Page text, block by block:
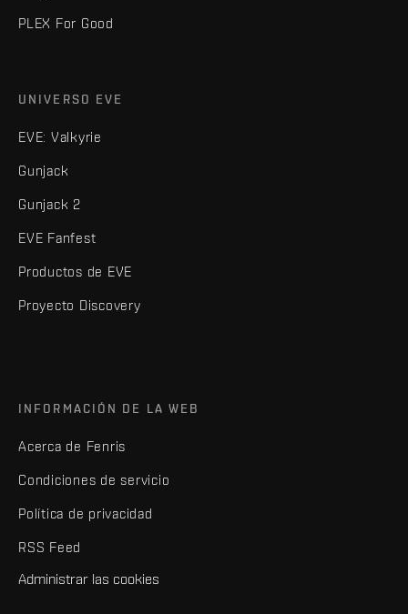
PLEX For Good
UNIVERSO EVE
EVE: Valkyrie
Gunjack
Gunjack 2
EVE Fanfest
Productos de EVE
Proyecto Discovery
INFORMACIÓN DE LA WEB
Acerca de Fenris
Condiciones de servicio
Política de privacidad
RSS Feed
Administrar las cookies